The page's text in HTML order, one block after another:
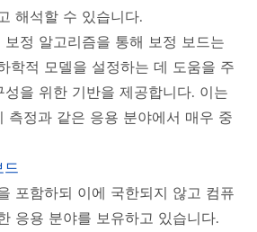
해석할 수 있습니다.
정 알고리즘을 통해 보정 보드는
학적 모델을 설정하는 데 도움을 주
을 위한 기반을 제공합니다. 이는
측정과 같은 응용 분야에서 매우 중
포함하되 이에 국한되지 않고 컴퓨
응용 분야를 보유하고 있습니다.